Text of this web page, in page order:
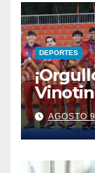
DEPORTES
oro en
Caribe
AGOSTO